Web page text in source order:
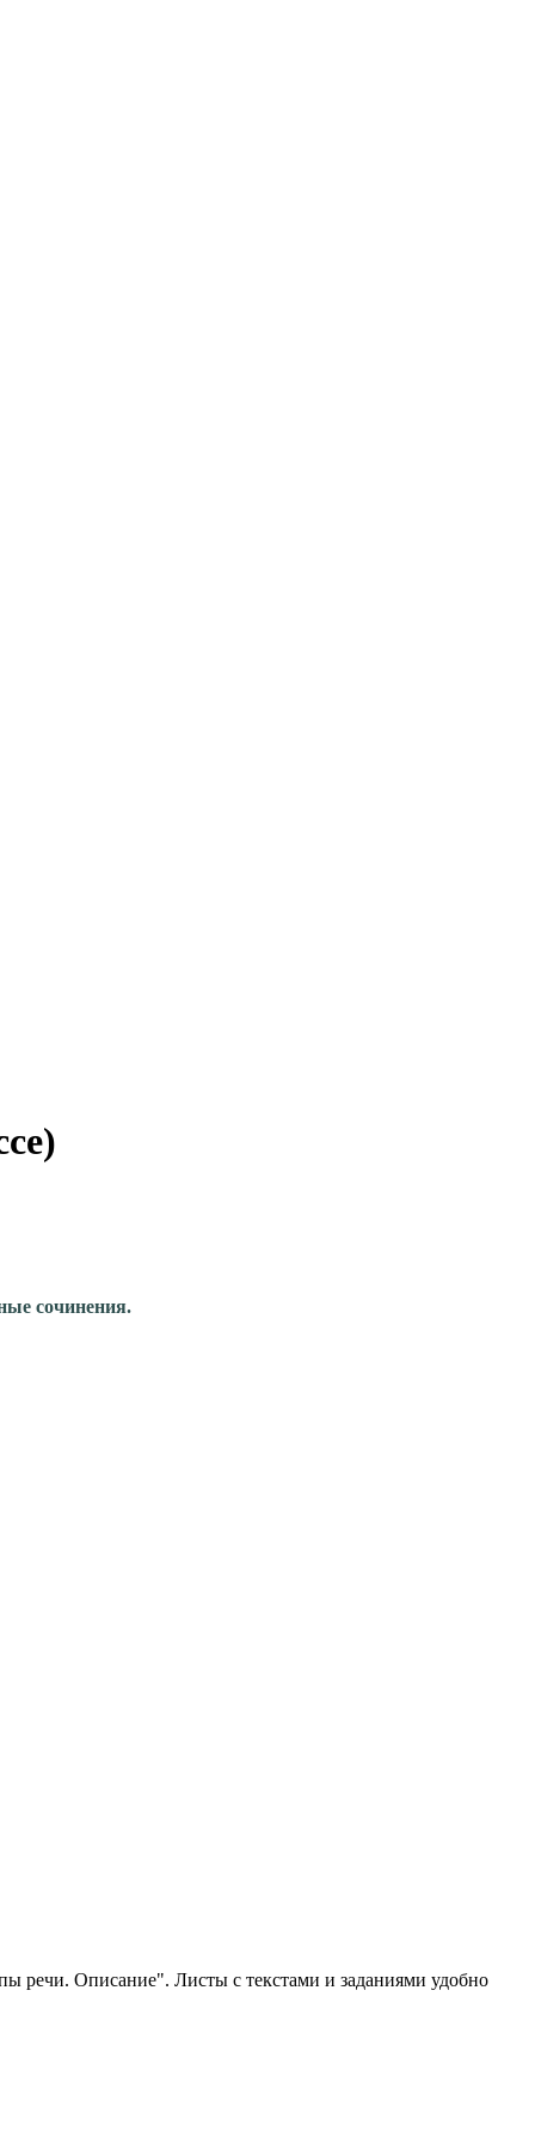
сочинения.
речи. Описание". Листы с текстами и заданиями удобно